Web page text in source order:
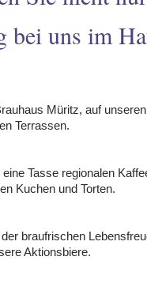
bei uns im
Müritz, auf unseren
Terrassen.
Tasse regionalen
Kuchen und Torten.
braufrischen
Aktionsbiere.